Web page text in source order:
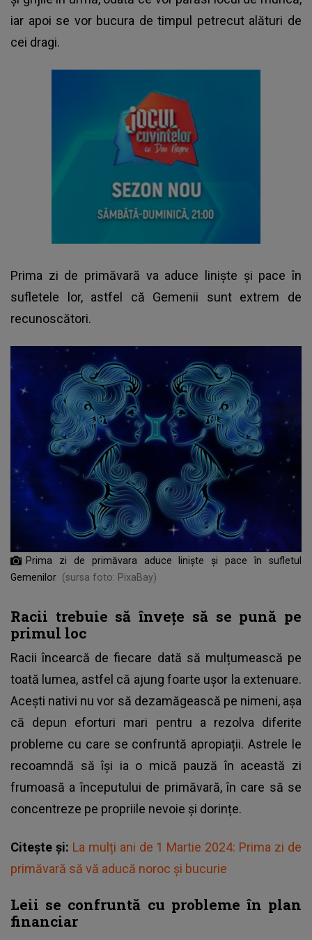
iar apoi se vor bucura de timpul petrecut alături de
cei dragi.
Prima zi de primăvară va aduce liniște și pace în
sufletele lor, astfel că Gemenii sunt extrem de
recunoscători.
Prima zi de primăvara aduce liniște și pace în sufletul
Gemenilor (sursa foto: PixaBay)
Racii trebuie să învețe să se pună pe
primul loc
Racii încearcă de fiecare dată să mulțumească pe
toată lumea, astfel că ajung foarte ușor la extenuare.
Acești nativi nu vor să dezamăgească pe nimeni, așa
că depun eforturi mari pentru a rezolva diferite
probleme cu care se confruntă apropiații. Astrele le
recoamndă să își ia o mică pauză în această zi
frumoasă a începutului de primăvară, în care să se
concentreze pe propriile nevoie și dorințe.
Citește și: La mulți ani de 1 Martie 2024: Prima zi de
primăvară să vă aducă noroc și bucurie
Leii se confruntă cu probleme în plan
financiar